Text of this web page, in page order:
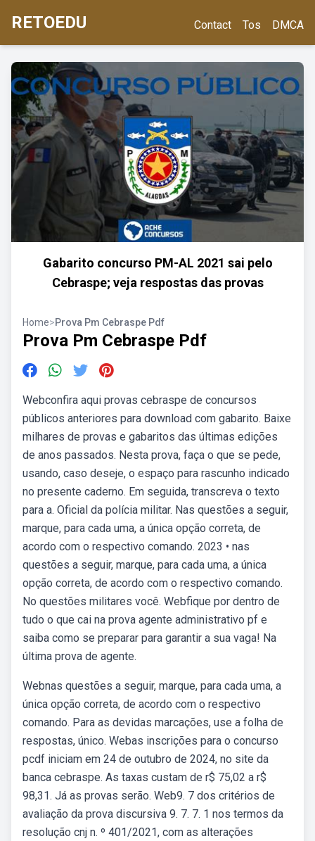
RETOEDU Contact Tos DMCA
Gabarito concurso PM-AL 2021 sai pelo
Cebraspe; veja respostas das provas
Home>Prova Pm Cebraspe Pdf
Prova Pm Cebraspe Pdf
Webconfira aqui provas cebraspe de concursos
públicos anteriores para download com gabarito. Baixe
milhares de provas e gabaritos das últimas edições
de anos passados. Nesta prova, faça o que se pede,
usando, caso deseje, o espaço para rascunho indicado
no presente caderno. Em seguida, transcreva o texto
para a. Oficial da polícia militar. Nas questões a seguir,
marque, para cada uma, a única opção correta, de
acordo com o respectivo comando. 2023 • nas
questões a seguir, marque, para cada uma, a única
opção correta, de acordo com o respectivo comando.
No questões militares você. Webfique por dentro de
tudo o que cai na prova agente administrativo pf e
saiba como se preparar para garantir a sua vaga! Na
última prova de agente.
Webnas questões a seguir, marque, para cada uma, a
única opção correta, de acordo com o respectivo
comando. Para as devidas marcações, use a folha de
respostas, único. Webas inscrições para o concurso
pcdf iniciam em 24 de outubro de 2024, no site da
banca cebraspe. As taxas custam de r$ 75,02 a r$
98,31. Já as provas serão. Web9. 7 dos critérios de
avaliação da prova discursiva 9. 7. 7. 1 nos termos da
resolução cnj n. º 401/2021, com as alterações